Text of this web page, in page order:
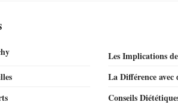
Les Implications
La Différence
Conseils